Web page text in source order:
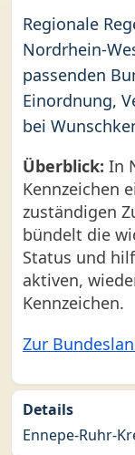
Regionale
Nordrhein-
passenden
Einordnung,
bei
Überblick: In
Kennzeichen
zuständigen
bündelt die
Status und
aktiven,
Kennzeichen.
Zur
Details
Ennepe-Ruhr-